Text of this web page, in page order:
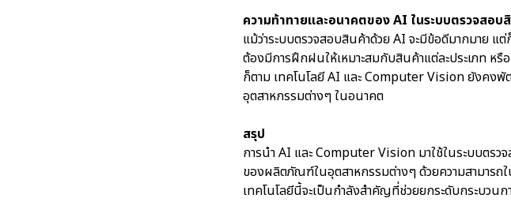
ความท้าทายและอนาคตของ AI ในระบบตรวจสอบ
แม้ว่าระบบตรวจสอบสินค้าด้วย AI จะมีข้อดีมากมาย
ต้องมีการฝึกฝนให้เหมาะสมกับสินค้าแต่ละประเภท ห
ก็ตาม เทคโนโลยี AI และ Computer Vision ยังคง
อุตสาหกรรมต่างๆ ในอนาคต
สรุป
การนำ AI และ Computer Vision มาใช้ในระบบตร
ของผลิตภัณฑ์ในอุตสาหกรรมต่างๆ ด้วยความสามารถใ
เทคโนโลยีนี้จะเป็นกำลังสำคัญที่ช่วยยกระดับกระบวน